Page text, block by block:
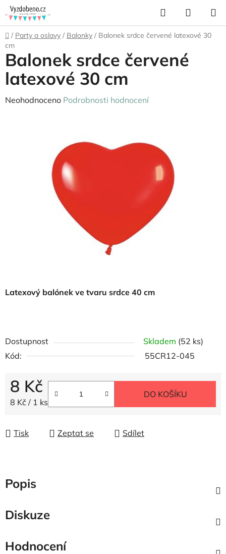
Přejít
na
obsah
Hledat
KOŠÍK
Domů
/ Party a oslavy / Balonky / Balonek srdce červené latexové 30
cm
Latexový balónek ve tvaru srdce 40 cm
Dostupnost Skladem (52 ks)
Kód:
55CR12-045
8 Kč
Měrná cena:
8 Kč / 1 ks
DO KOŠÍKU
Tisk Zeptat se Sdílet
Balonek srdce červené
latexové 30 cm
Průměrné
Neohodnoceno Podrobnosti hodnocení
Popis
Diskuze
Hodnocení